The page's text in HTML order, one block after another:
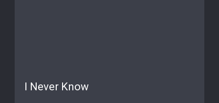
I Never Know